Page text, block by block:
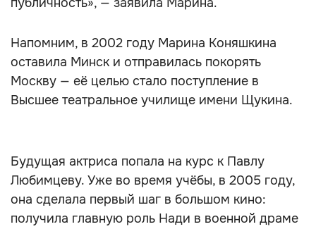
Напомним, в 2002 году Марина Коняшкина
оставила Минск и отправилась покорять
Москву — её целью стало поступление в
Высшее театральное училище имени Щукина.
Будущая актриса попала на курс к Павлу
Любимцеву. Уже во время учёбы, в 2005 году,
она сделала первый шаг в большом кино:
получила главную роль Нади в военной драме